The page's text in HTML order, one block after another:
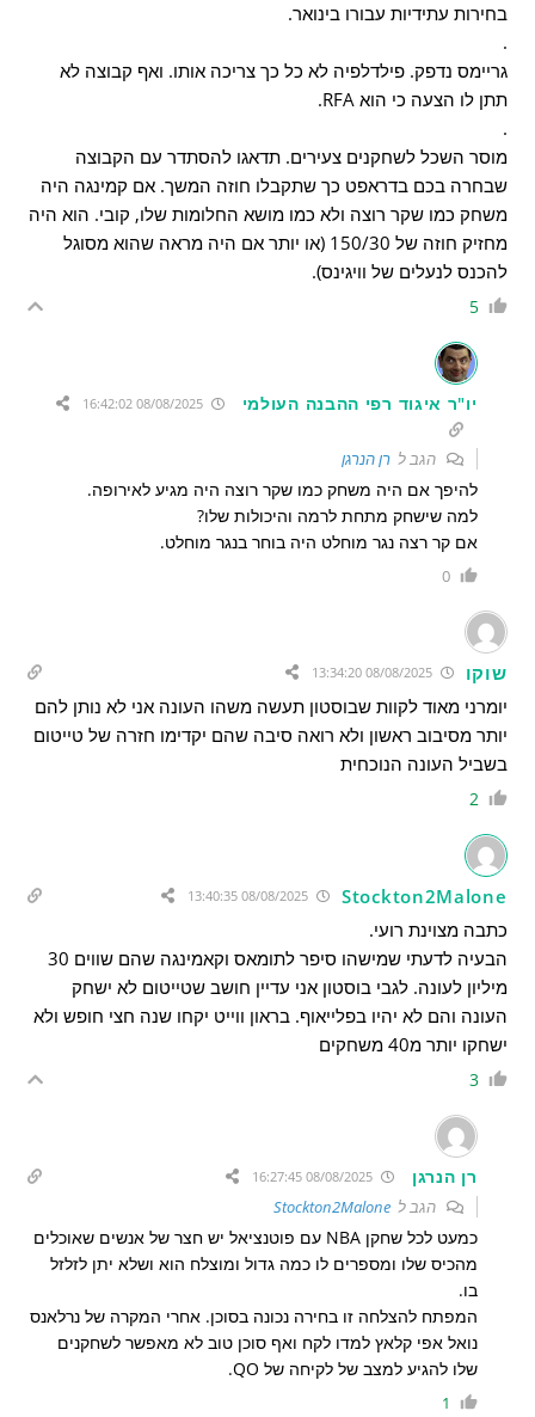
בחירות עתידיות עבורו בינואר.
.
גריימס נדפק. פילדלפיה לא כל כך צריכה אותו. ואף קבוצה לא
תתן לו הצעה כי הוא RFA.
.
מוסר השכל לשחקנים צעירים. תדאגו להסתדר עם הקבוצה
שבחרה בכם בדראפט כך שתקבלו חוזה המשך. אם קמינגה היה
משחק כמו שקר רוצה ולא כמו מושא החלומות שלו, קובי. הוא היה
מחזיק חוזה של 150/30 (או יותר אם היה מראה שהוא מסוגל
להכנס לנעלים של וויגינס).
5
יו"ר איגוד רפי ההבנה העולמי 08/08/2025 16:42:02
הגב לרן הנרגן
להיפך אם היה משחק כמו שקר רוצה היה מגיע לאירופה.
למה שישחק מתחת לרמה והיכולות שלו?
אם קר רצה נגר מוחלט היה בוחר בנגר מוחלט.
0
שוקו 08/08/2025 13:34:20
יומרני מאוד לקוות שבוסטון תעשה משהו העונה אני לא נותן להם
יותר מסיבוב ראשון ולא רואה סיבה שהם יקדימו חזרה של טייטום
בשביל העונה הנוכחית
2
Stockton2Malone
כתבה מצוינת רועי.
הבעיה לדעתי שמישהו סיפר לתומאס וקאמינגה שהם שווים 30
מיליון לעונה. לגבי בוסטון אני עדיין חושב שטייטום לא ישחק
העונה והם לא יהיו בפלייאוף. בראון ווייט יקחו שנה חצי חופש ולא
ישחקו יותר מ40 משחקים
3
רן הנרגן 08/08/2025 16:27:45
הגב לStockton2Malone
כמעט לכל שחקן NBA עם פוטנציאל יש חצר של אנשים שאוכלים
מהכיס שלו ומספרים לו כמה גדול ומוצלח הוא ושלא יתן לזלזל
בו.
המפתח להצלחה זו בחירה נכונה בסוכן. אחרי המקרה של נרלאנס
נואל אפי קלאץ למדו לקח ואף סוכן טוב לא מאפשר לשחקנים
שלו להגיע למצב של לקיחה של QO.
1